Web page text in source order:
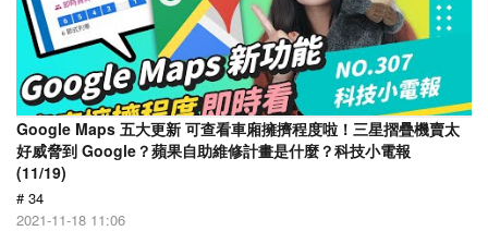
Google Maps 五大更新 可查看車廂擁擠程度啦！三星摺疊機賣太
好威脅到 Google？蘋果自助維修計畫是什麼？科技小電報
(11/19)
# 34
2021-11-18 11:06